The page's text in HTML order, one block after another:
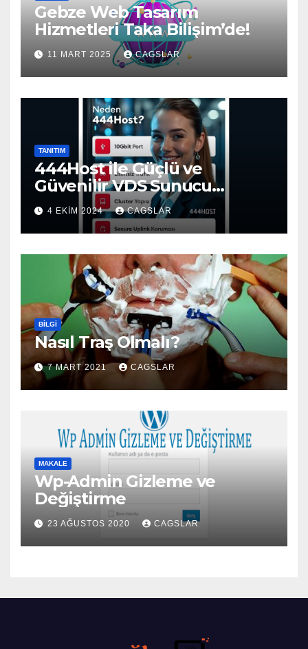
Gebze Web Tasarım
Hizmetleri Taka Bilişim’de!
11 MART 2025 CAGSLAR
TANITIM
444Host ile Güçlü ve
Güvenilir VDS Sunucu
Çözümleri
4 EKIM 2024 CAGSLAR
BILGI
Nasıl Traş Olmalı?
7 MART 2021 CAGSLAR
MAKALE
Wp-Admin Gizleme ve
Değiştirme
23 AĞUSTOS 2020 CAGSLAR